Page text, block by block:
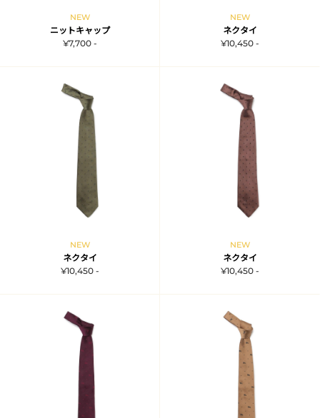
NEW
ニットキャップ
¥7,700 -
NEW
ネクタイ
¥10,450 -
NEW
ネクタイ
¥10,450 -
NEW
ネクタイ
¥10,450 -